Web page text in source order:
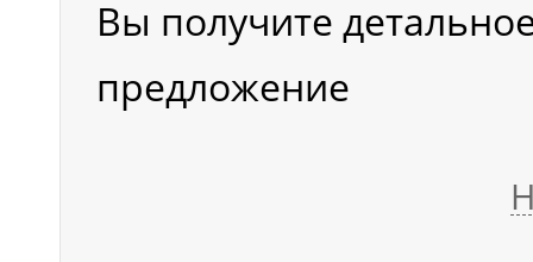
платформы с грузом
(с)
Вы получите
предложение